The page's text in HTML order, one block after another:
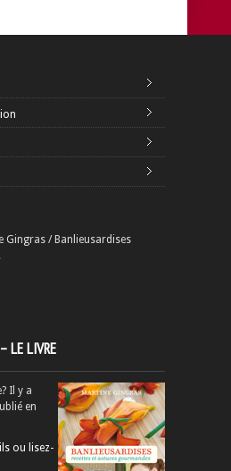
/ Banlieusardises
LE LIVRE
Il y a
en
ou lisez-